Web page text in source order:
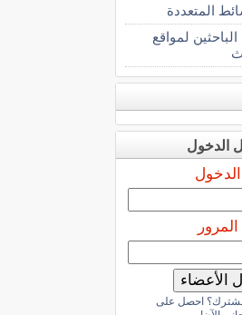
المتعددة
الباحثين لمواقع
الدخول
احصل على